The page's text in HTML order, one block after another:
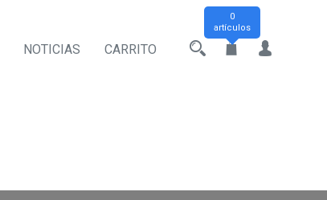
NOTICIAS CARRITO
0
artículos